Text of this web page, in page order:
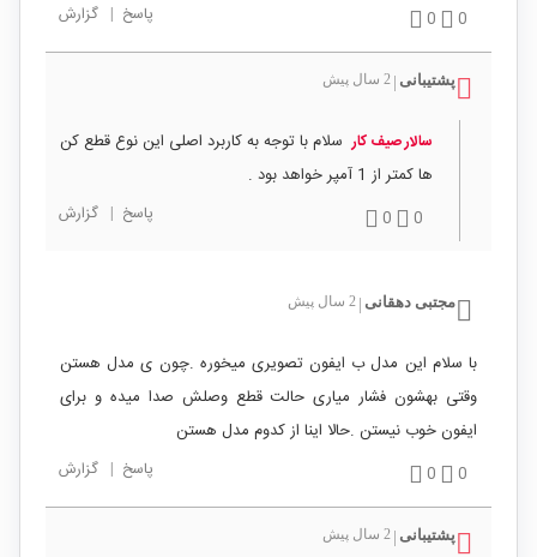
0
0 پاسخ | گزارش
پشتیبانی | 2 سال پیش
سالار صیف کار سلام با توجه به کاربرد اصلی این نوع قطع کن
ها کمتر از 1 آمپر خواهد بود .
0
0 پاسخ | گزارش
مجتبی دهقانی | 2 سال پیش
با سلام این مدل ب ایفون تصویری میخوره .چون ی مدل هستن
وقتی بهشون فشار میاری حالت قطع وصلش صدا میده و برای
ایفون خوب نیستن .حالا اینا از کدوم مدل هستن
0
0 پاسخ | گزارش
پشتیبانی | 2 سال پیش